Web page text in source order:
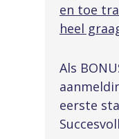
en toe
heel
Als
eerste